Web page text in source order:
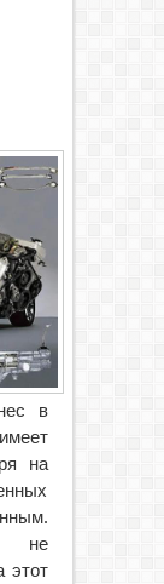
в
на
не
этот